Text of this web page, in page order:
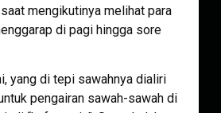
mengikutinya melihat para
di pagi hingga sore
yang di tepi sawahnya dialiri
pengairan sawah-sawah di